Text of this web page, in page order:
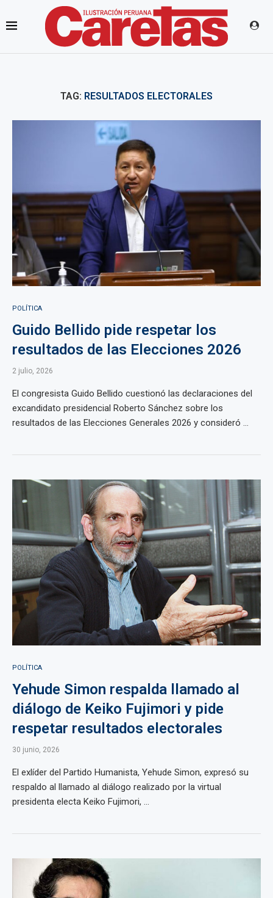
TAG: RESULTADOS ELECTORALES
POLÍTICA
Guido Bellido pide respetar los
resultados de las Elecciones 2026
2 julio, 2026
El congresista Guido Bellido cuestionó las declaraciones del
excandidato presidencial Roberto Sánchez sobre los
resultados de las Elecciones Generales 2026 y consideró ...
POLÍTICA
Yehude Simon respalda llamado al
diálogo de Keiko Fujimori y pide
respetar resultados electorales
30 junio, 2026
El exlíder del Partido Humanista, Yehude Simon, expresó su
respaldo al llamado al diálogo realizado por la virtual
presidenta electa Keiko Fujimori, ...